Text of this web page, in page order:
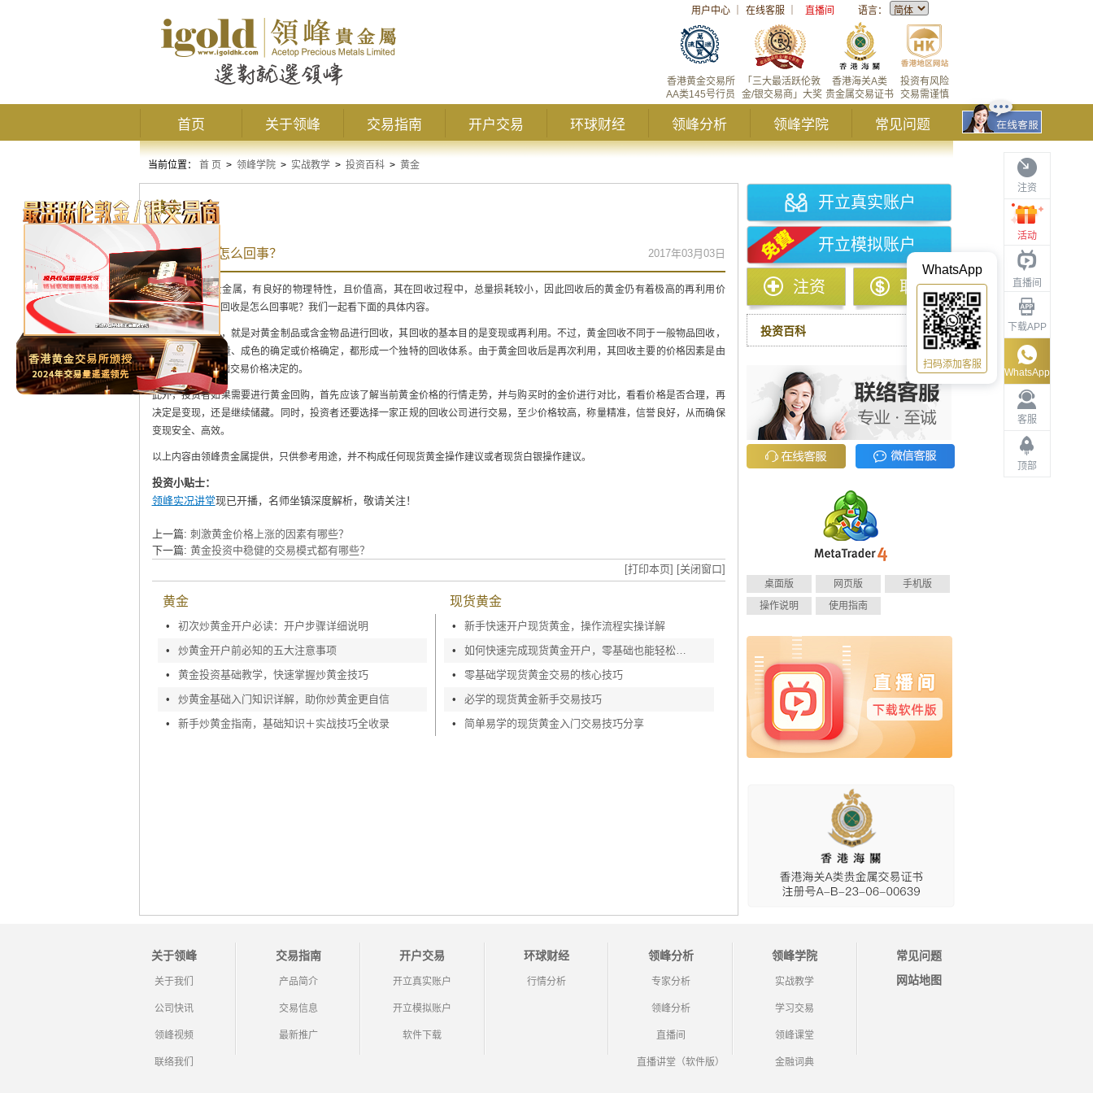
用户中心 在线客服 直播间 语言：
投资有风险
交易需谨慎
香港海关A类
贵金属交易证书
「三大最活跃伦敦
金/银交易商」大奖
香港黄金交易所
AA类145号行员
首页 关于领峰 交易指南 开户交易 环球财经 领峰分析 领峰学院 常见问题
注资
活动
直播间
下载APP
客服
顶部
WhatsApp
WhatsApp
扫码添加客服
当前位置： 首 页 > 领峰学院 > 实战教学 > 投资百科 > 黄金
黄金
黄金回收是怎么回事？ 2017年03月03日
黄金作为一种贵金属，有良好的物理特性，且价值高，其在回收过程中，总量损耗较小，因此回收后的黄金仍有着极高的再利用价
值。那么，黄金回收是怎么回事呢？我们一起看下面的具体内容。
所谓的黄金回收，就是对黄金制品或含金物品进行回收，其回收的基本目的是变现或再利用。不过，黄金回收不同于一般物品回收，
无论是重量的称量、成色的确定或价格确定，都形成一个独特的回收体系。由于黄金回收后是再次利用，其回收主要的价格因素是由
含金量和国际基础交易价格决定的。
此外，投资者如果需要进行黄金回购，首先应该了解当前黄金价格的行情走势，并与购买时的金价进行对比，看看价格是否合理，再
决定是变现，还是继续储藏。同时，投资者还要选择一家正规的回收公司进行交易，至少价格较高，称量精准，信誉良好，从而确保
变现安全、高效。
以上内容由领峰贵金属提供，只供参考用途，并不构成任何现货黄金操作建议或者现货白银操作建议。
投资小贴士：
领峰实况讲堂现已开播，名师坐镇深度解析，敬请关注！
上一篇: 刺激黄金价格上涨的因素有哪些？
下一篇: 黄金投资中稳健的交易模式都有哪些？
[打印本页] [关闭窗口]
黄金
•
初次炒黄金开户必读：开户步骤详细说明
•
炒黄金开户前必知的五大注意事项
•
黄金投资基础教学，快速掌握炒黄金技巧
•
炒黄金基础入门知识详解，助你炒黄金更自信
•
新手炒黄金指南，基础知识＋实战技巧全收录
现货黄金
•
新手快速开户现货黄金，操作流程实操详解
•
如何快速完成现货黄金开户，零基础也能轻松上手
•
零基础学现货黄金交易的核心技巧
•
必学的现货黄金新手交易技巧
•
简单易学的现货黄金入门交易技巧分享
开立真实账户
开立模拟账户
注资 取款
投资百科
桌面版 网页版
手机版
操作说明
使用指南
关于领峰
关于我们
公司快讯
领峰视频
联络我们
交易指南
产品简介
交易信息
最新推广
开户交易
开立真实账户
开立模拟账户
软件下载
环球财经
行情分析
领峰分析
专家分析
领峰分析
直播间
直播讲堂（软件版）
领峰学院
实战教学
学习交易
领峰课堂
金融词典
常见问题
网站地图